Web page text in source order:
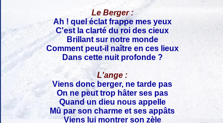
Le Berger :
Ah ! quel éclat frappe mes yeux
C'est la clarté du roi des cieux
Brillant sur notre monde
Comment peut-il naître en ces lieux
Dans cette nuit profonde ?
L'ange :
Viens donc berger, ne tarde pas
On ne peut trop hâter ses pas
Quand un dieu nous appelle
Mû par son charme et ses appâts
Viens lui montrer son zèle